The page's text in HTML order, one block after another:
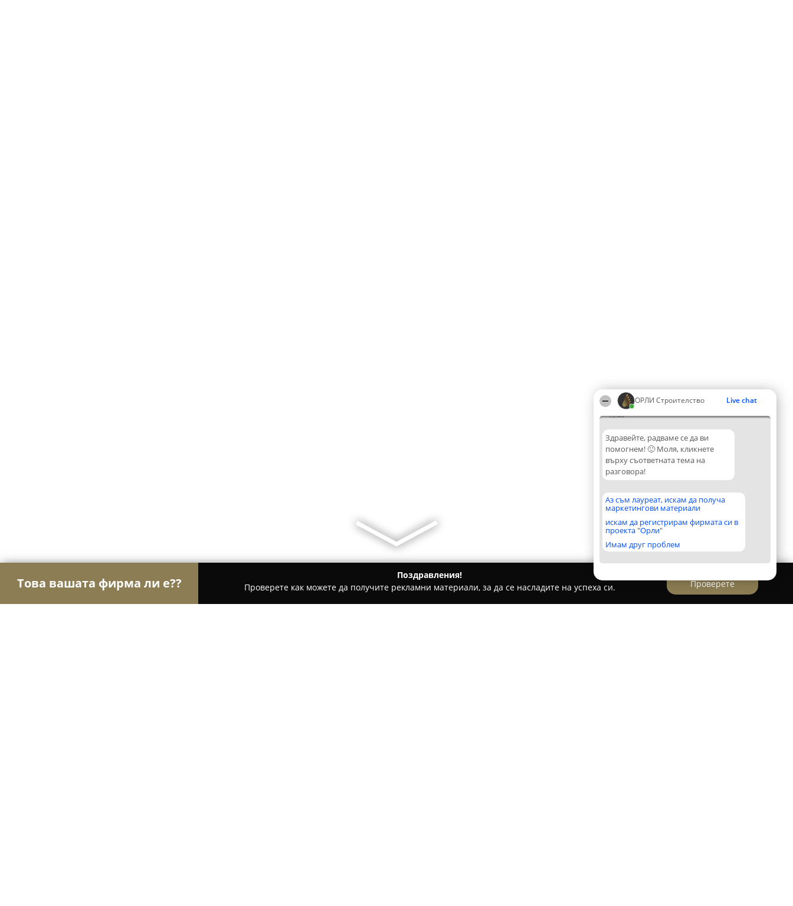
ОРЛИ Строителство Live chat
13:46
Здравейте, радваме се да ви
помогнем! 🙂 Моля, кликнете
върху съответната тема на
разговора!
Аз съм лауреат, искам да получа
маркетингови материали
искам да регистрирам фирмата си в
проекта "Орли"
Имам друг проблем
Това вашата фирма ли е??
Поздравления!
Проверете как можете да получите рекламни материали, за да се насладите на успеха си.
Проверете